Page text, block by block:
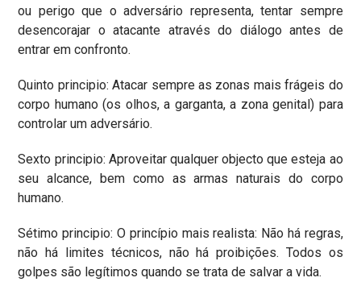
ou perigo que o adversário representa, tentar sempre
desencorajar o atacante através do diálogo antes de
entrar em confronto.
Quinto principio: Atacar sempre as zonas mais frágeis do
corpo humano (os olhos, a garganta, a zona genital) para
controlar um adversário.
Sexto principio: Aproveitar qualquer objecto que esteja ao
seu alcance, bem como as armas naturais do corpo
humano.
Sétimo principio: O princípio mais realista: Não há regras,
não há limites técnicos, não há proibições. Todos os
golpes são legítimos quando se trata de salvar a vida.